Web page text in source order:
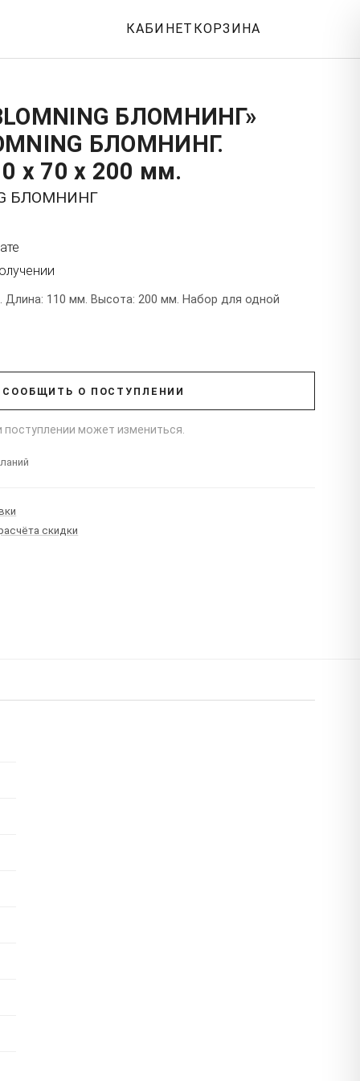
КАБИНЕТ КОРЗИНА
БЛОМНИНГ»
БЛОМНИНГ.
x 70 x 200 мм.
БЛОМНИНГ
Длина: 110 мм. Высота: 200 мм. Набор для одной
СООБЩИТЬ О ПОСТУПЛЕНИИ
поступлении может измениться.
скидки